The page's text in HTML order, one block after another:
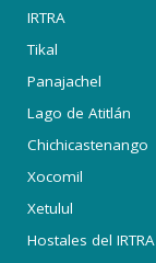
IRTRA
Tikal
Panajachel
Lago de Atitlán
Chichicastenango
Xocomil
Xetulul
Hostales del IRTRA